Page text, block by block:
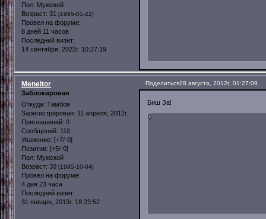
Пол: Мужской
Возраст: 31 [1995-01-22]
Провел на форуме:
8 дней 11 часов
Последний визит:
14 сентября, 2022г. 10:27:19
Поделиться28 августа, 2012г. 01:27:09
Meneltor
Заблокирован
Откуда: Тамбов
Зарегистрирован: 11 апреля, 2012г.
Приглашений: 0
Сообщений: 110
Уважение: [+7/-0]
Позитив: [+5/-0]
Пол: Мужской
Возраст: 30 [1995-10-04]
Провел на форуме:
4 дня 23 часа
Последний визит:
31 января, 2013г. 18:23:52
Биш За!
0